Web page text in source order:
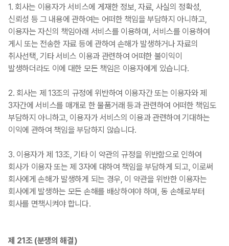
1. 회사는 이용자가 서비스에 게재한 정보, 자료, 사실의 정확성,
신뢰성 등 그 내용에 관하여는 어떠한 책임을 부담하지 아니하고,
이용자는 자신의 책임아래 서비스를 이용하며, 서비스를 이용하여
게시 또는 전송한 자료 등에 관하여 손해가 발생하거나 자료의
취사선택, 기타 서비스 이용과 관련하여 어떠한 불이익이
발생하더라도 이에 대한 모든 책임은 이용자에게 있습니다.
2. 회사는 제 13조의 규정에 위반하여 이용자간 또는 이용자와 제
3자간에 서비스를 매개로 한 물품거래 등과 관련하여 어떠한 책임도
부담하지 아니하고, 이용자가 서비스의 이용과 관련하여 기대하는
이익에 관하여 책임을 부담하지 않습니다.
3. 이용자가 제 13조, 기타 이 약관의 규정을 위반함으로 인하여
회사가 이용자 또는 제 3자에 대하여 책임을 부담하게 되고, 이로써
회사에게 손해가 발생하게 되는 경우, 이 약관을 위반한 이용자는
회사에게 발생하는 모든 손해를 배상하여야 하며, 동 손해로부터
회사를 면책시켜야 합니다.
제 21조 (분쟁의 해결)